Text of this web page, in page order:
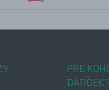
PRE